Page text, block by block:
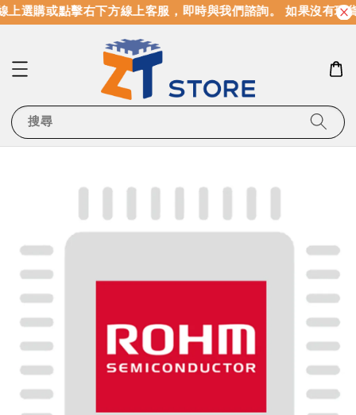
選購或點擊右下方線上客服，即時與我們諮詢。 如果沒有現
搜尋